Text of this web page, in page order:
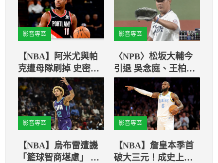
影音專區
【NBA】阿米尤與帕
克遭母隊刷掉 史密斯
擠進拓荒者開季名單
影音專區
〈NPB〉松坂大輔今
引退 吳念庭、王柏融
同場見證
影音專區
【NBA】烏布雷遭譏
「籃球智商堪慮」 老
影音專區
【NBA】詹皇本季首
破大三元！成史上首